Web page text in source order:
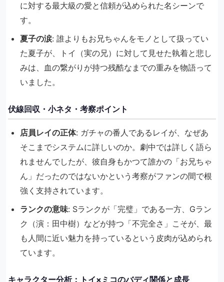
に対する最大級の愛と信頼が込められた名シーンで
す。
夏子の涙: 誰よりもお兄ちゃんをモノとして扱ってい
た夏子が、トイ（実の兄）に対して見せた執着と悲し
みは、血の繋がりが持つ残酷なまでの重みを物語って
いました。
伏線回収・小ネタ・考察ポイント
店員レイの正体: ガチャの番人であるレイが、なぜあ
そこまでシステムに詳しいのか。劇中では詳しく語ら
れませんでしたが、彼自身もかつて誰かの「お兄ちゃ
ん」だったのではないかという考察がファンの間で根
強く支持されています。
ランクの意味: Sランクが「完璧」である一方、Gラン
ク（演：田中樹）などが持つ「不完全さ」こそが、最
も人間に近い魅力を持っているという皮肉が込められ
ています。
キャラクター分析：トイ×ミコのバディ関係と成長